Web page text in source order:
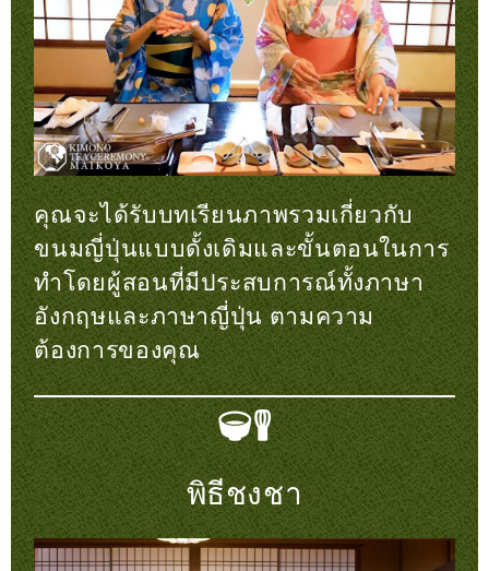
คุณจะได้รับบทเรียนภาพรวมเกี่ยวกับ
ขนมญี่ปุ่นแบบดั้งเดิมและขั้นตอนในการ
ทำโดยผู้สอนที่มีประสบการณ์ทั้งภาษา
อังกฤษและภาษาญี่ปุ่น ตามความ
ต้องการของคุณ
พิธีชงชา